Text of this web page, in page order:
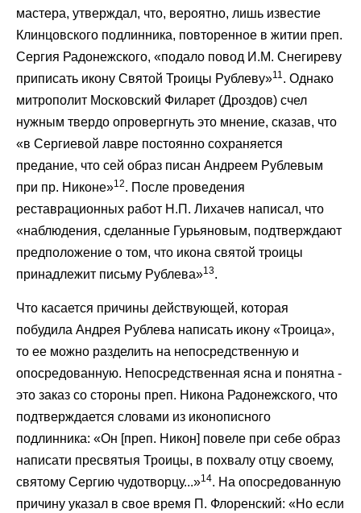
мастера, утверждал, что, вероятно, лишь известие
Клинцовского подлинника, повторенное в житии преп.
Сергия Радонежского, «подало повод И.М. Снегиреву
приписать икону Святой Троицы Рублеву»11. Однако
митрополит Московский Филарет (Дроздов) счел
нужным твердо опровергнуть это мнение, сказав, что
«в Сергиевой лавре постоянно сохраняется
предание, что сей образ писан Андреем Рублевым
при пр. Никоне»12. После проведения
реставрационных работ Н.П. Лихачев написал, что
«наблюдения, сделанные Гурьяновым, подтверждают
предположение о том, что икона святой троицы
принадлежит письму Рублева»13.
Что касается причины действующей, которая
побудила Андрея Рублева написать икону «Троица»,
то ее можно разделить на непосредственную и
опосредованную. Непосредственная ясна и понятна -
это заказ со стороны преп. Никона Радонежского, что
подтверждается словами из иконописного
подлинника: «Он [преп. Никон] повеле при себе образ
написати пресвятыя Троицы, в похвалу отцу своему,
святому Сергию чудотворцу...»14. На опосредованную
причину указал в свое время П. Флоренский: «Но если